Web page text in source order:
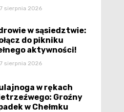
sierpnia 2026
w sąsiedztwie:
do pikniku
aktywności!
sierpnia 2026
w rękach
Groźny
w Chełmku